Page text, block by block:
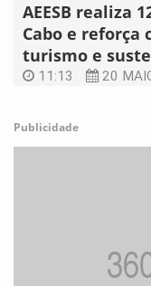
AEESB realiza
Cabo e reforça
turismo e
11:13 20
Publicidade